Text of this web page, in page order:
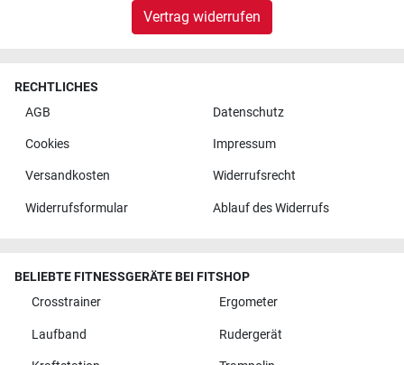
Vertrag widerrufen
RECHTLICHES
AGB
Datenschutz
Cookies Impressum
Versandkosten Widerrufsrecht
Widerrufsformular Ablauf des Widerrufs
BELIEBTE FITNESSGERÄTE BEI FITSHOP
Crosstrainer
Ergometer
Laufband Rudergerät